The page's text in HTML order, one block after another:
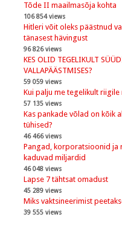
Tõde II maailmasõja kohta
106 854 views
Hitleri võit oleks päästnud
tänasest hävingust
96 826 views
KES OLID TEGELIKULT
VALLAPÄÄSTMISES?
59 059 views
Kui palju me tegelikult riigile
57 135 views
Kas pankade võlad on kõik
tühised?
46 466 views
Pangad, korporatsioonid ja
kaduvad miljardid
46 048 views
Lapse 7 tähtsat omadust
45 289 views
Miks vaktsineerimist
39 555 views